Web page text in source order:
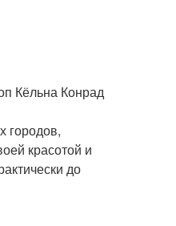
Кёльна Конрад
городов,
красотой и
до